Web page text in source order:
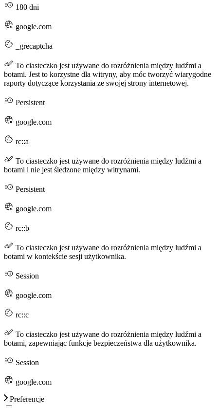
180 dni
google.com
_grecaptcha
To ciasteczko jest używane do rozróżnienia między ludźmi a
botami. Jest to korzystne dla witryny, aby móc tworzyć wiarygodne
raporty dotyczące korzystania ze swojej strony internetowej.
Persistent
google.com
rc::a
To ciasteczko jest używane do rozróżnienia między ludźmi a
botami i nie jest śledzone między witrynami.
Persistent
google.com
rc::b
To ciasteczko jest używane do rozróżnienia między ludźmi a
botami w kontekście sesji użytkownika.
Session
google.com
rc::c
To ciasteczko jest używane do rozróżnienia między ludźmi a
botami, zapewniając funkcje bezpieczeństwa dla użytkownika.
Session
google.com
Preferencje